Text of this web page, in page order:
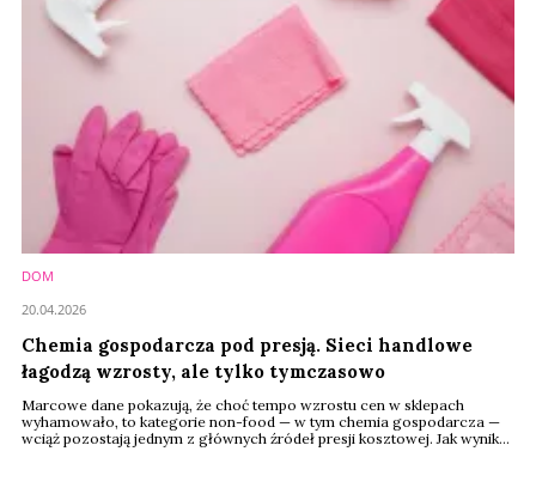
DOM
Chemia gospodarcza pod presją. Sieci handlowe
łagodzą wzrosty, ale tylko tymczasowo
Marcowe dane pokazują, że choć tempo wzrostu cen w sklepach
wyhamowało, to kategorie non-food — w tym chemia gospodarcza —
wciąż pozostają jednym z głównych źródeł presji kosztowej. Jak wynika
20.04.2026